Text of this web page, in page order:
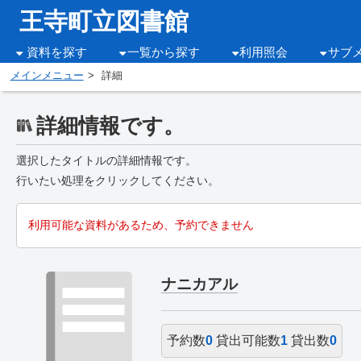
王寺町立図書館
資料を探す 一覧から探す 利用照会 サブ
メインメニュー 詳細
詳細情報です。
選択したタイトルの詳細情報です。
行いたい処理をクリックしてください。
利用可能な資料があるため、予約できません
ナニカアル
予約数0 貸出可能数1 貸出数0